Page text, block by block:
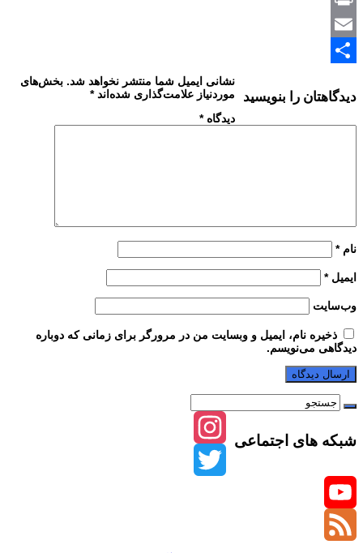
Link
Print
Email
دیدگاهتان را بنویسید
نشانی ایمیل شما منتشر نخواهد شد. بخش‌های
موردنیاز علامت‌گذاری شده‌اند*
دیدگاه*
نام*
ایمیل*
وب‌سایت
ذخیره نام، ایمیل و وبسایت من در مرورگر برای زمانی که دوباره
دیدگاهی می‌نویسم.
شبکه های اجتماعی
Instagram
Twitter
YouTube